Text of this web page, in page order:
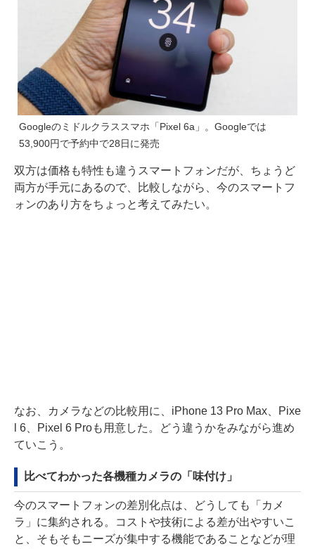
Googleのミドルクラススマホ「Pixel 6a」。Googleでは
53,900円で予約中で28日に発売
双方は価格も特性も違うスマートフォンだが、ちょうど
両方が手元にあるので、比較しながら、今のスマートフ
ォンのあり方をちょっと考えてみたい。
なお、カメラなどの比較用に、iPhone 13 Pro Max、Pixe
l 6、Pixel 6 Proも用意した。どう違うかをみながら進め
ていこう。
比べてわかった各機種カメラの「味付け」
今のスマートフォンの差別化点は、どうしても「カメ
ラ」に集約される。コストや技術による差が出やすいこ
と、そもそもニーズが集中する機能であることなどが理